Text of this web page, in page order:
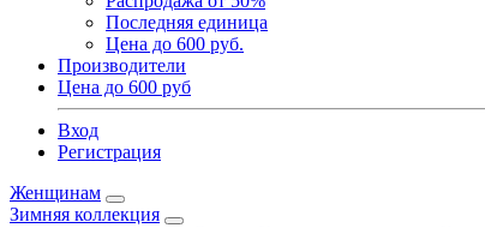
Последняя единица
Цена до 600 руб.
Производители
Цена до 600 руб
Вход
Регистрация
Женщинам
Зимняя коллекция